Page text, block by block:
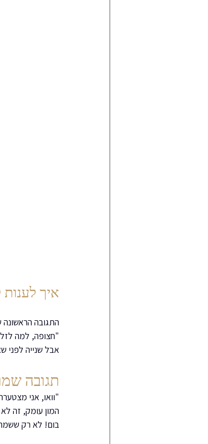
איך
התגובה
"חצופה, למה
אבל שנייה לפני
תגובה
"וואו, אני
המון עומק, זה
בום! לא רק